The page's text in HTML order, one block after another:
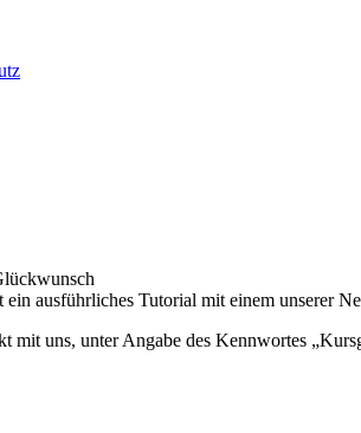
ausführliches Tutorial mit einem unserer
mit uns, unter Angabe des Kennwortes